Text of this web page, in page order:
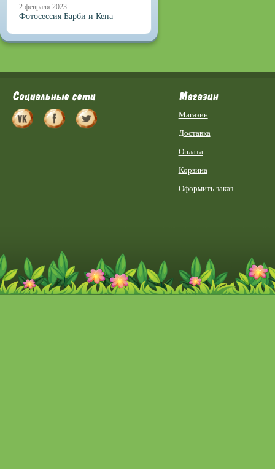
2 февраля 2023
Фотосессия Барби и Кена
Социальные сети Магазин
Магазин
Доставка
Оплата
Корзина
Оформить заказ